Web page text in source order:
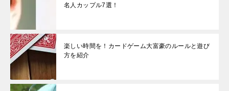
名人カップル7選！
楽しい時間を！カードゲーム大富豪のルールと遊び
方を紹介